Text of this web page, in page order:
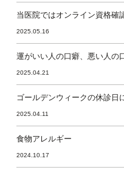
当医院ではオンライン資格確
2025.05.16
運がいい人の口癖、悪い人
2025.04.21
ゴールデンウィークの休診日
2025.04.11
食物アレルギー
2024.10.17